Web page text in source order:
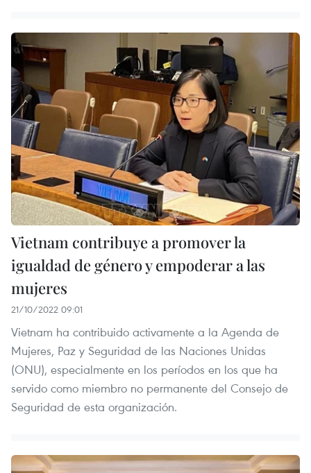
Vietnam contribuye a promover la
igualdad de género y empoderar a las
mujeres
21/10/2022 09:01
Vietnam ha contribuido activamente a la Agenda de
Mujeres, Paz y Seguridad de las Naciones Unidas
(ONU), especialmente en los períodos en los que ha
servido como miembro no permanente del Consejo de
Seguridad de esta organización.